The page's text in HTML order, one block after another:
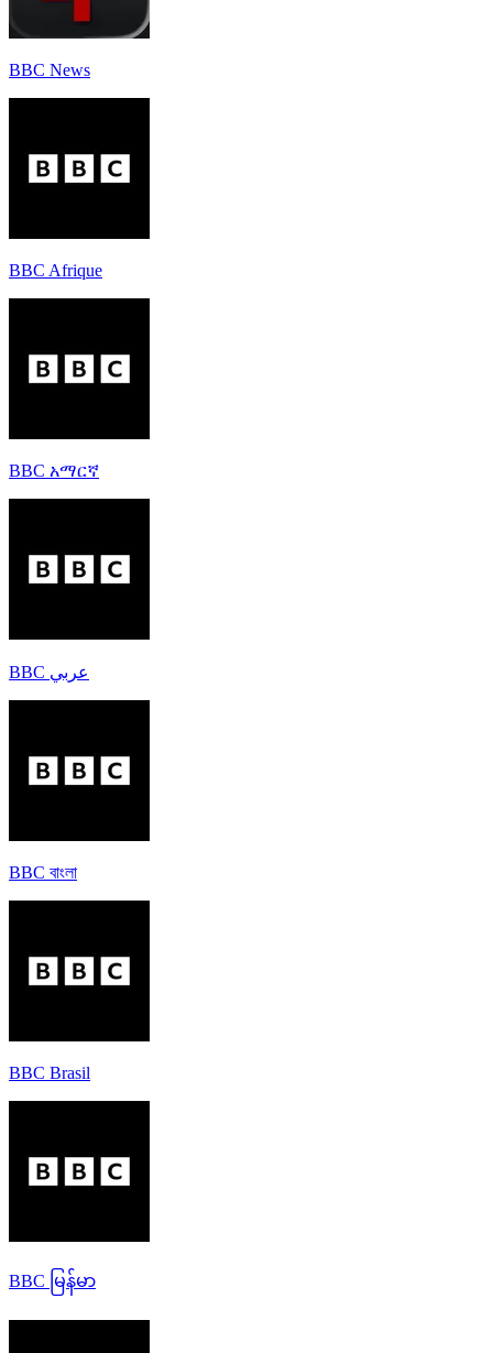
BBC News
BBC Afrique
BBC አማርኛ
BBC عربي
BBC বাংলা
BBC Brasil
BBC မြန်မာ